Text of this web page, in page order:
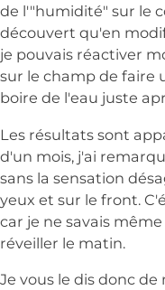
de l'"humidité" sur le
découvert qu'en
je pouvais réactiver
sur le champ de faire
boire de l'eau juste
Les résultats sont
d'un mois, j'ai
sans la sensation
yeux et sur le front.
car je ne savais
réveiller le matin.
Je vous le dis donc